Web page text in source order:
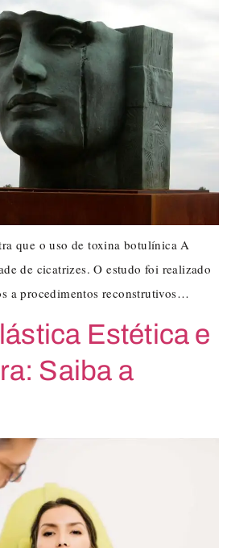
que o uso de toxina botulínica A
de cicatrizes. O estudo foi realizado
a procedimentos reconstrutivos…
Estética e
Saiba a